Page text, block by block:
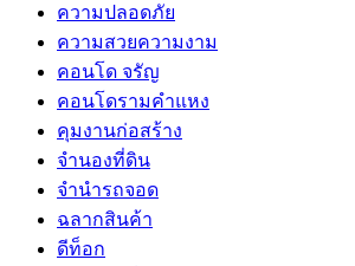
ความปลอดภัย
ความสวยความงาม
คอนโด จรัญ
คอนโดรามคำแหง
คุมงานก่อสร้าง
จำนองที่ดิน
จำนำรถจอด
ฉลากสินค้า
ดีท็อก